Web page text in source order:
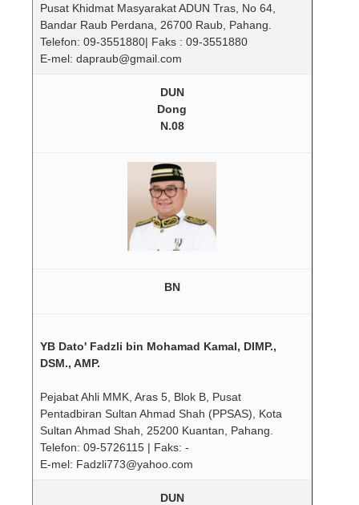
Pusat Khidmat Masyarakat ADUN Tras, No 64,
Bandar Raub Perdana, 26700 Raub, Pahang.
Telefon: 09-3551880| Faks : 09-3551880
E-mel: dapraub@gmail.com
DUN
Dong
N.08
BN
YB Dato' Fadzli bin Mohamad Kamal, DIMP.,
DSM., AMP.
Pejabat Ahli MMK, Aras 5, Blok B, Pusat
Pentadbiran Sultan Ahmad Shah (PPSAS), Kota
Sultan Ahmad Shah, 25200 Kuantan, Pahang.
Telefon: 09-5726115 | Faks: -
E-mel: Fadzli773@yahoo.com
DUN